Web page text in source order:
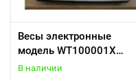
Весы электронные
модель WT100001X
(10кг/0,1г)
В наличии